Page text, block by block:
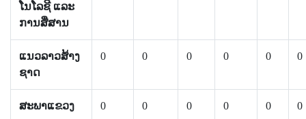
ໂນໂລຊີ ແລະ
ການສື່ສານ
ແນວລາວສ້າງ
ຊາດ
0 0 0 0 0 0
ສະພາແຂວງ 0 0 0 0 0 0